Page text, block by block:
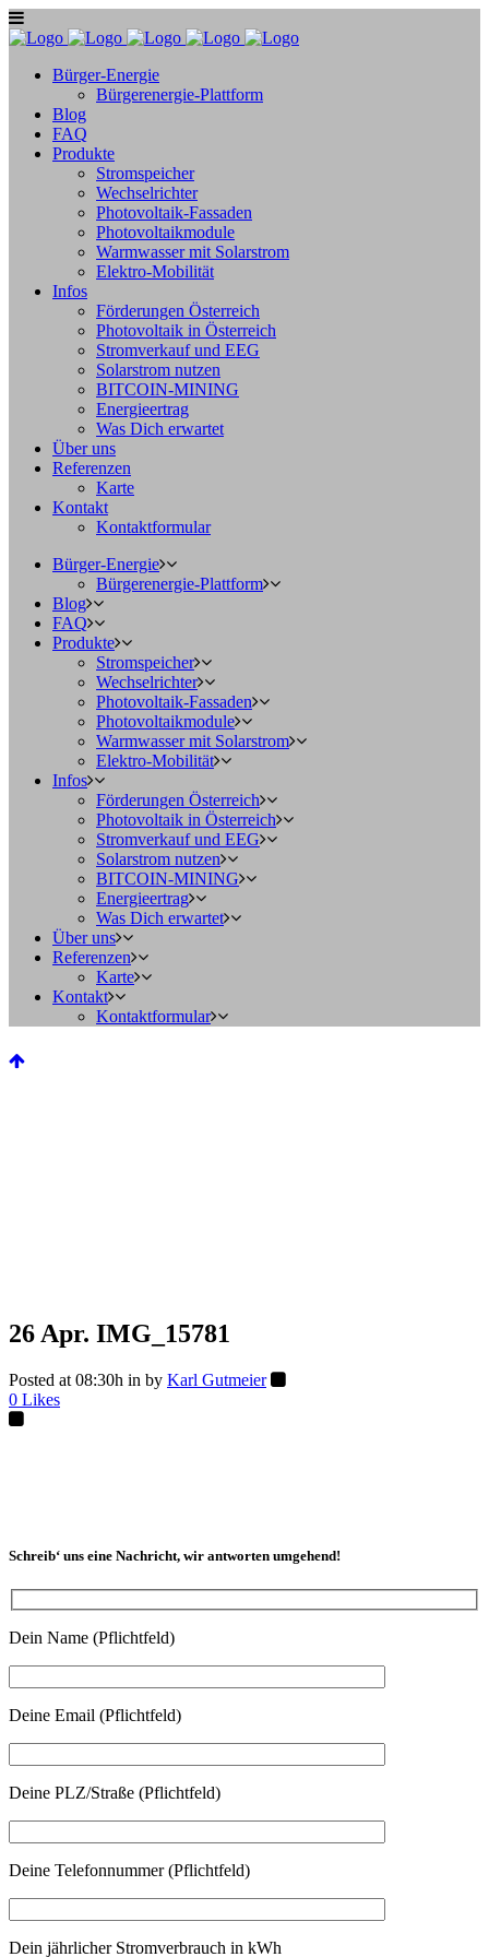
Bürger-Energie
Bürgerenergie-Plattform
Blog
FAQ
Produkte
Stromspeicher
Wechselrichter
Photovoltaik-Fassaden
Photovoltaikmodule
Warmwasser mit Solarstrom
Elektro-Mobilität
Infos
Förderungen Österreich
Photovoltaik in Österreich
Stromverkauf und EEG
Solarstrom nutzen
BITCOIN-MINING
Energieertrag
Was Dich erwartet
Über uns
Referenzen
Karte
Kontakt
Kontaktformular
Bürger-Energie
Bürgerenergie-Plattform
Blog
FAQ
Produkte
Stromspeicher
Wechselrichter
Photovoltaik-Fassaden
Photovoltaikmodule
Warmwasser mit Solarstrom
Elektro-Mobilität
Infos
Förderungen Österreich
Photovoltaik in Österreich
Stromverkauf und EEG
Solarstrom nutzen
BITCOIN-MINING
Energieertrag
Was Dich erwartet
Über uns
Referenzen
Karte
Kontakt
Kontaktformular
26 Apr. IMG_15781
Posted at 08:30h in by Karl Gutmeier
0 Likes
Schreib‘ uns eine Nachricht, wir antworten umgehend!
Dein Name (Pflichtfeld)
Deine Email (Pflichtfeld)
Deine PLZ/Straße (Pflichtfeld)
Deine Telefonnummer (Pflichtfeld)
Dein jährlicher Stromverbrauch in kWh